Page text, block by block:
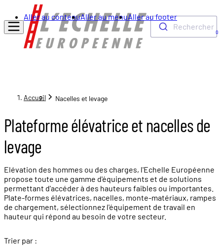
Aller au contenuAller au menuAller au footer
Rechercher
0
Accueil Nacelles et levage
Plateforme élévatrice et nacelles de
levage
Elévation des hommes ou des charges, l'Echelle Européenne
propose toute une gamme d'équipements et de solutions
permettant d'accéder à des hauteurs faibles ou importantes.
Plate-formes élévatrices, nacelles, monte-matériaux, rampes
de chargement, sélectionnez l'équipement de travail en
hauteur qui répond au besoin de votre secteur.
Trier par :